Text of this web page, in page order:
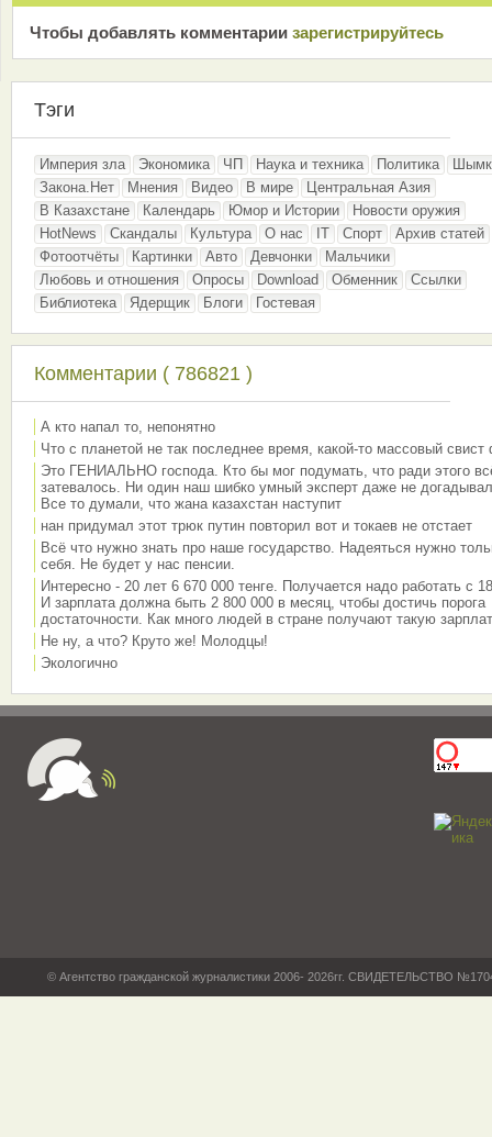
Чтобы добавлять комментарии зарeгиcтрирyйтeсь
Тэги
Империя зла Экономика ЧП Наука и техника Политика
Закона.Нет
Мнения Видео В мире
Центральная Азия
В Казахстане
Календарь Юмор и Истории
Новости оружия
HotNews
Скандалы Культура О нас IT Спорт
Архив статей
Фотоотчёты
Картинки Авто Девчонки
Мальчики
Любовь и отношения
Опросы Download Обменник
Ссылки
Библиотека
Ядерщик Блоги Гостевая
Комментарии ( 786821 )
А кто напал то, непонятно
Что с планетой не так последнее время, какой-то массовый свист
Это ГЕНИАЛЬНО господа. Кто бы мог подумать, что ради этого
затевалось. Ни один наш шибко умный эксперт даже не
Все то думали, что жана казахстан наступит
нан придумал этот трюк путин повторил вот и токаев не отстает
Всё что нужно знать про наше государство. Надеяться нужно
себя. Не будет у нас пенсии.
Интересно - 20 лет 6 670 000 тенге. Получается надо работать с
И зарплата должна быть 2 800 000 в месяц, чтобы достичь порога
достаточности. Как много людей в стране получают такую
Не ну, а что? Круто же! Молодцы!
Экологично
© Агентство гражданской журналистики 2006- 2026гг. СВИДЕТЕЛЬСТВО